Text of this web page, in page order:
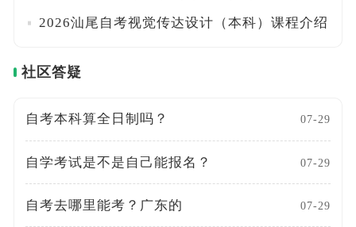
2026汕尾自考视觉传达设计（本科）课程介绍
社区答疑
自考本科算全日制吗？ 07-29
自学考试是不是自己能报名？ 07-29
自考去哪里能考？广东的 07-29